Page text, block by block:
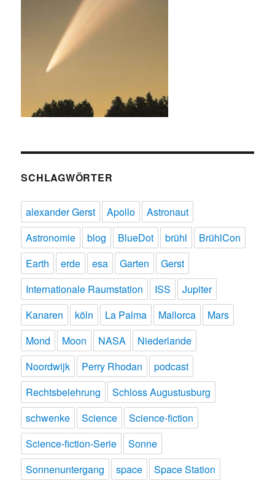
SCHLAGWÖRTER
alexander Gerst Apollo
Astronaut
Astronomie
blog BlueDot brühl
BrühlCon
Earth
erde esa Garten
Gerst
Internationale Raumstation
ISS
Jupiter
Kanaren
köln La Palma Mallorca
Mars
Mond
Moon NASA
Niederlande
Noordwijk
Perry Rhodan
podcast
Rechtsbelehrung
Schloss Augustusburg
schwenke
Science
Science-fiction
Science-fiction-Serie
Sonne
Sonnenuntergang
space
Space Station